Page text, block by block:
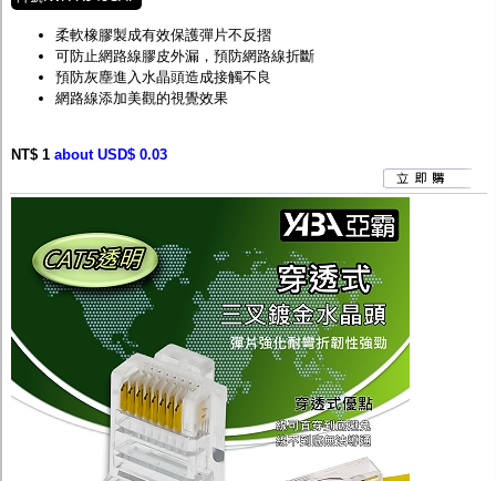
柔軟橡膠製成有效保護彈片不反摺
可防止網路線膠皮外漏，預防網路線折斷
預防灰塵進入水晶頭造成接觸不良
網路線添加美觀的視覺效果
NT$ 1 about USD$ 0.03